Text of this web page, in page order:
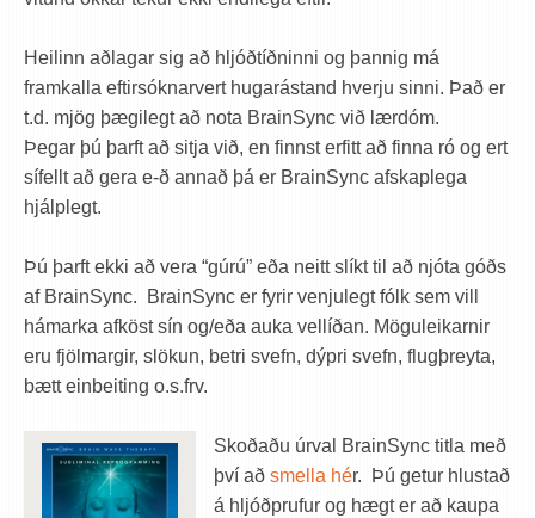
Heilinn aðlagar sig að hljóðtíðninni og þannig má
framkalla eftirsóknarvert hugarástand hverju sinni. Það er
t.d. mjög þægilegt að nota BrainSync við lærdóm.
Þegar þú þarft að sitja við, en finnst erfitt að finna ró og ert
sífellt að gera e-ð annað þá er BrainSync afskaplega
hjálplegt.
Þú þarft ekki að vera “gúrú” eða neitt slíkt til að njóta góðs
af BrainSync. BrainSync er fyrir venjulegt fólk sem vill
hámarka afköst sín og/eða auka vellíðan. Möguleikarnir
eru fjölmargir, slökun, betri svefn, dýpri svefn, flugþreyta,
bætt einbeiting o.s.frv.
Skoðaðu úrval BrainSync titla með
því að smella hér. Þú getur hlustað
á hljóðprufur og hægt er að kaupa